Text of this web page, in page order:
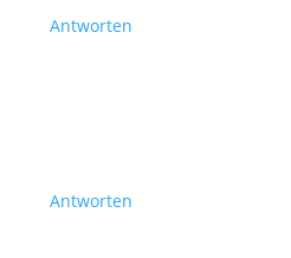
Antworten
Antworten